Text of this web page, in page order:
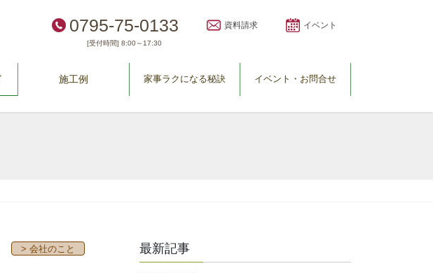
0795-75-0133
[受付時間] 8:00～17:30
資料請求 イベント
施工例 家事ラクになる秘訣 イベント・お問合せ
> 会社のこと 最新記事